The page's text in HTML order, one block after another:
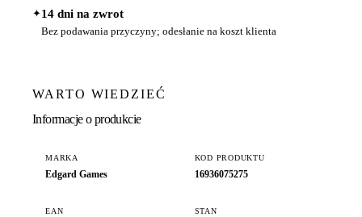
✦14 dni na zwrot
Bez podawania przyczyny; odesłanie na koszt klienta
WARTO WIEDZIEĆ
Informacje o produkcie
MARKA
Edgard Games
KOD PRODUKTU
16936075275
EAN STAN